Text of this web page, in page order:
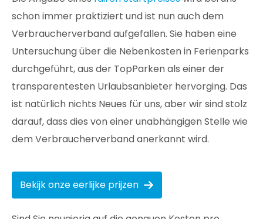
schon immer praktiziert und ist nun auch dem
Verbraucherverband aufgefallen. Sie haben eine
Untersuchung über die Nebenkosten in Ferienparks
durchgeführt, aus der TopParken als einer der
transparentesten Urlaubsanbieter hervorging. Das
ist natürlich nichts Neues für uns, aber wir sind stolz
darauf, dass dies von einer unabhängigen Stelle wie
dem Verbraucherverband anerkannt wird.
Bekijk onze eerlijke prijzen